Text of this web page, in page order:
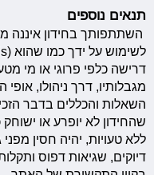
תנאים נוספים
השתתפותך בחידון איננה
דרישה כלפי פרוגי או מי
מגבלותיו, דרך ניהולו,
השאלות והכללים בדבר
שהחידון לא יופרע או
ללא טעויות, יהיה חסין
דיוקים, שגיאות דפוס